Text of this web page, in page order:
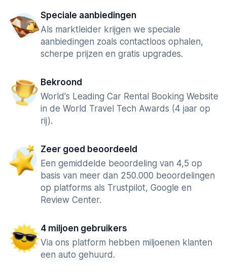
Speciale aanbiedingen
Als marktleider krijgen we speciale
aanbiedingen zoals contactloos ophalen,
scherpe prijzen en gratis upgrades.
Bekroond
World's Leading Car Rental Booking Website
in de World Travel Tech Awards (4 jaar op
rij).
Zeer goed beoordeeld
Een gemiddelde beoordeling van 4,5 op
basis van meer dan 250.000 beoordelingen
op platforms als Trustpilot, Google en
Review Center.
4 miljoen gebruikers
Via ons platform hebben miljoenen klanten
een auto gehuurd.